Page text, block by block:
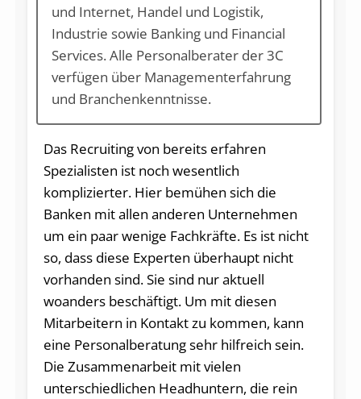
und Internet, Handel und Logistik,
Industrie sowie Banking und Financial
Services. Alle Personalberater der 3C
verfügen über Managementerfahrung
und Branchenkenntnisse.
Das Recruiting von bereits erfahren
Spezialisten ist noch wesentlich
komplizierter. Hier bemühen sich die
Banken mit allen anderen Unternehmen
um ein paar wenige Fachkräfte. Es ist nicht
so, dass diese Experten überhaupt nicht
vorhanden sind. Sie sind nur aktuell
woanders beschäftigt. Um mit diesen
Mitarbeitern in Kontakt zu kommen, kann
eine Personalberatung sehr hilfreich sein.
Die Zusammenarbeit mit vielen
unterschiedlichen Headhuntern, die rein